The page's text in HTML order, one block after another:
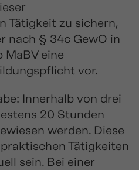
Tätigkeit zu sichern,
nach § 34c GewO in
MaBV eine
vor.
Innerhalb von drei
20 Stunden
werden. Diese
Tätigkeiten
sein. Bei einer